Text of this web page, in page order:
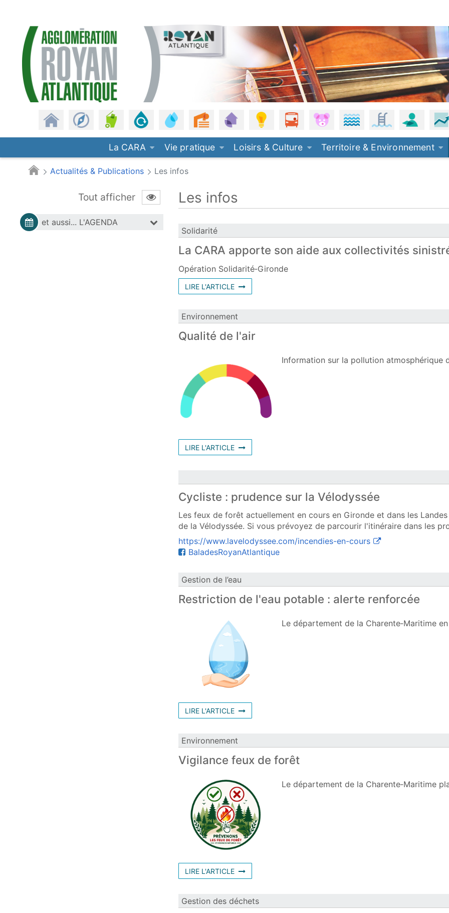
Revenir à l'accueil
Les communesGestion des déchets
AssainissementEau potable, eau de pluie
UrbanismeHabitat Énergie - Climat
Mobilités Petite enfance
Plages Piscine
La CARA Vie pratique Loisirs & Culture Territoire & Environnement
Actualités & Publications Les infos
Les infos Les infos
Solidarité
La CARA apporte son aide aux collectivités
Opération Solidarité‑Gironde
LIRE L'ARTICLE630059
Environnement
Qualité de l'air
Information sur la pollution atmosphérique
LIRE L'ARTICLE627856
Cycliste : prudence sur la Vélodyssée
Les feux de forêt actuellement en cours en Gironde et dans les
de la Vélodyssée. Si vous prévoyez de parcourir l'itinéraire dans les
https://www.lavelodyssee.com/incendies-en-cours(ouvre une nouvelle
BaladesRoyanAtlantique(ouvre une nouvelle fenêtre)
Gestion de l’eau
Restriction de l'eau potable : alerte renforcée
Le département de la Charente‑Maritime
LIRE L'ARTICLE622849
Environnement
Vigilance feux de forêt
Le département de la Charente‑Maritime
LIRE L'ARTICLE624311
Gestion des déchets
Tout afficher
et aussi... L'AGENDA